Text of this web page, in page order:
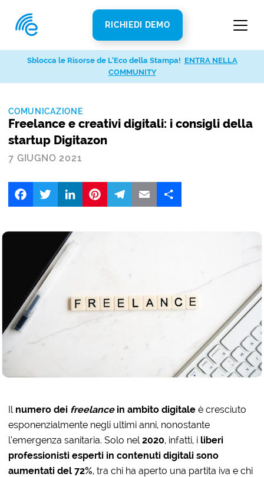
RICHIEDI DEMO
COMUNICAZIONE
Freelance e creativi digitali: i consigli della
startup Digitazon
7 GIUGNO 2021
FacebookTwitter LinkedIn
Il numero dei freelancein ambito digitaleè cresciuto
esponenzialmente negli ultimi anni, nonostante
l’emergenza sanitaria. Solo nel2020, infatti, i liberi
professionisti esperti in contenuti digitali sono
aumentati del 72%, tra chi ha aperto una partita iva e chi
Sblocca le Risorse de L’Eco della Stampa! ENTRA NELLA
COMMUNITY